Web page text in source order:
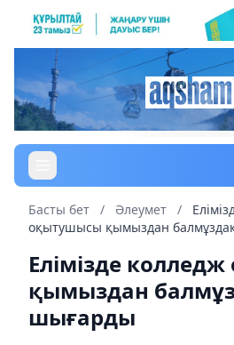
Басты бет / Әлеумет /
оқытушысы қымыздан
Елімізде
қымыздан
шығарды